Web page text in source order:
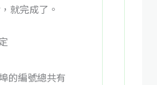
就完成了。
的編號總共有